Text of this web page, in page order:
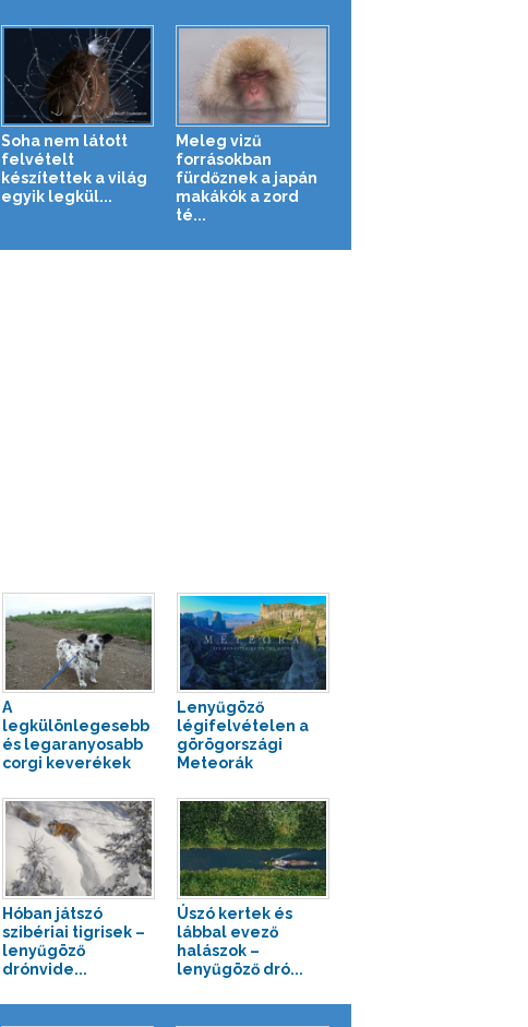
Soha nem látott
felvételt
készítettek a világ
egyik legkül...
Meleg vizű
forrásokban
fürdőznek a japán
makákók a zord
té...
A
legkülönlegesebb
és legaranyosabb
corgi keverékek
Lenyűgöző
légifelvételen a
görögországi
Meteorák
Hóban játszó
szibériai tigrisek –
lenyűgöző
drónvide...
Úszó kertek és
lábbal evező
halászok –
lenyűgöző dró...